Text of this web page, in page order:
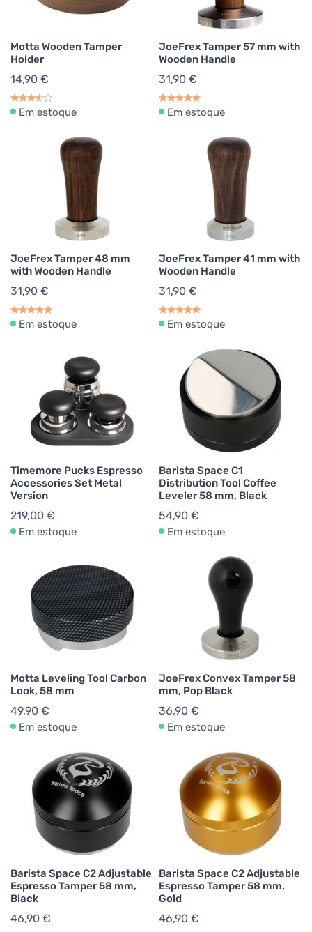
Motta Wooden Tamper
Holder
14,90 €
Em estoque
JoeFrex Tamper 57 mm with
Wooden Handle
31,90 €
Em estoque
JoeFrex Tamper 48 mm
with Wooden Handle
31,90 €
Em estoque
JoeFrex Tamper 41 mm with
Wooden Handle
31,90 €
Em estoque
Timemore Pucks Espresso
Accessories Set Metal
Version
219,00 €
Em estoque
Barista Space C1
Distribution Tool Coffee
Leveler 58 mm, Black
54,90 €
Em estoque
Motta Leveling Tool Carbon
Look, 58 mm
49,90 €
Em estoque
JoeFrex Convex Tamper 58
mm, Pop Black
36,90 €
Em estoque
Barista Space C2 Adjustable
Espresso Tamper 58 mm,
Black
46,90 €
Barista Space C2 Adjustable
Espresso Tamper 58 mm,
Gold
46,90 €